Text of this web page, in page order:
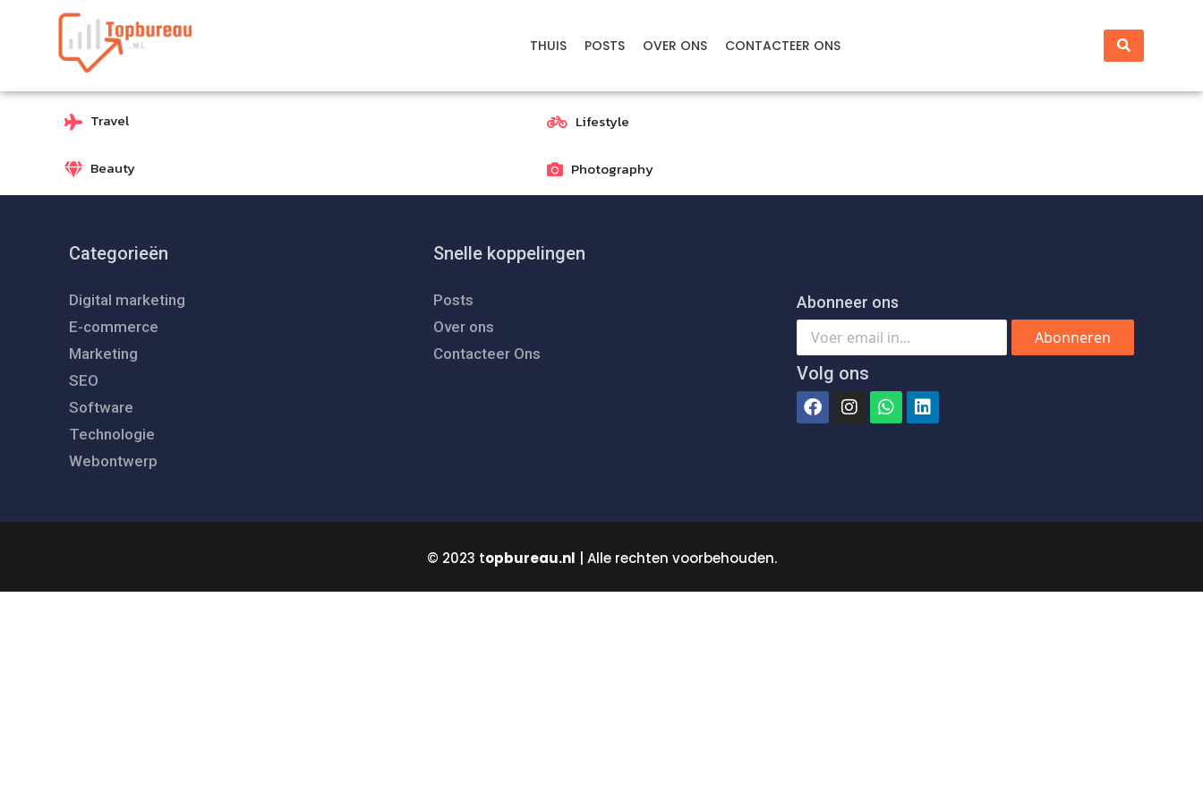
THUIS POSTS OVER ONS CONTACTEER ONS
Travel
Beauty
Lifestyle
Photography
Categorieën
Digital marketing
E-commerce
Marketing
SEO
Software
Technologie
Webontwerp
Snelle koppelingen
Posts
Over ons
Contacteer Ons
Abonneer ons
Abonneren
Volg ons
© 2023 topbureau.nl | Alle rechten voorbehouden.